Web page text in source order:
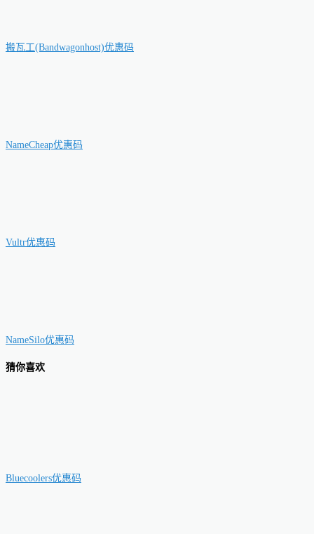
搬瓦工(Bandwagonhost)优惠码
NameCheap优惠码
Vultr优惠码
NameSilo优惠码
猜你喜欢
Bluecoolers优惠码